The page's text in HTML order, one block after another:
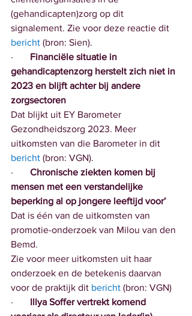
(gehandicapten)zorg op dit
signalement. Zie voor deze reactie dit
bericht (bron: Sien).
· Financiële situatie in
gehandicaptenzorg herstelt zich niet in
2023 en blijft achter bij andere
zorgsectoren
Dat blijkt uit EY Barometer
Gezondheidszorg 2023. Meer
uitkomsten van die Barometer in dit
bericht (bron: VGN).
· Chronische ziekten komen bij
mensen met een verstandelijke
beperking al op jongere leeftijd voor’
Dat is één van de uitkomsten van
promotie-onderzoek van Milou van den
Bemd.
Zie voor meer uitkomsten uit haar
onderzoek en de betekenis daarvan
voor de praktijk dit bericht (bron: VGN)
· Illya Soffer vertrekt komend